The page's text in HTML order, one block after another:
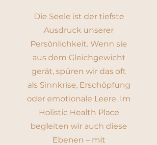
Die Seele ist der tiefste
Ausdruck unserer
Persönlichkeit. Wenn sie
aus dem Gleichgewicht
gerät, spüren wir das oft
als Sinnkrise, Erschöpfung
oder emotionale Leere. Im
Holistic Health Place
begleiten wir auch diese
Ebenen – mit